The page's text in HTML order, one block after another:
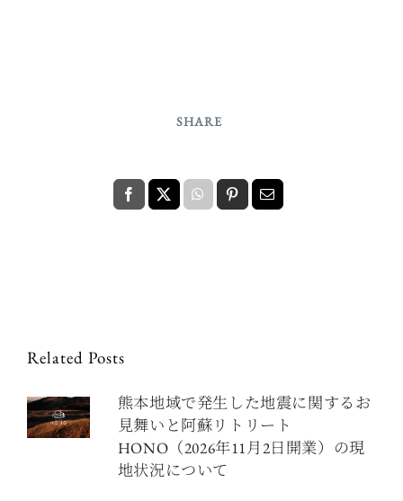
SHARE
Related Posts
熊本地域で発生した地震に関するお
見舞いと阿蘇リトリート
HONO（2026年11月2日開業）の現
地状況について